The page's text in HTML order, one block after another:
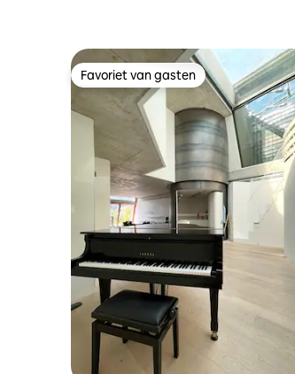
Favoriet van gasten
Favoriet van gasten